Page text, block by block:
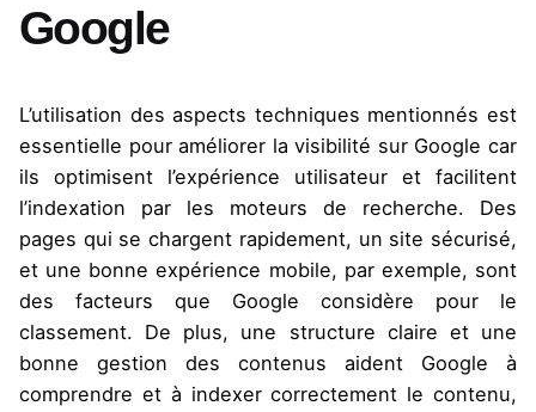
Google
L’utilisation des aspects techniques mentionnés est
essentielle pour améliorer la visibilité sur Google car
ils optimisent l’expérience utilisateur et facilitent
l’indexation par les moteurs de recherche. Des
pages qui se chargent rapidement, un site sécurisé,
et une bonne expérience mobile, par exemple, sont
des facteurs que Google considère pour le
classement. De plus, une structure claire et une
bonne gestion des contenus aident Google à
comprendre et à indexer correctement le contenu,